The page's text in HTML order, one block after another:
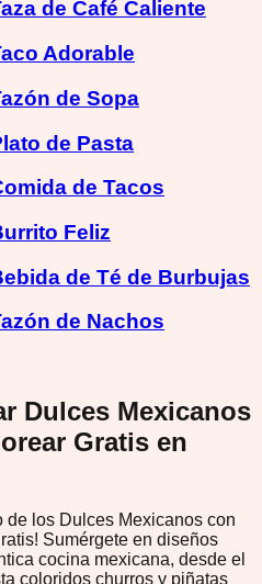
de Café Caliente
Adorable
de Sopa
de Pasta
de Tacos
Feliz
de Té de Burbujas
de Nachos
Dulces Mexicanos
Gratis en
de los Dulces Mexicanos con
Sumérgete en diseños
cocina mexicana, desde el
coloridos churros y piñatas